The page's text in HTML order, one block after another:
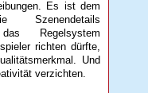
Es ist dem
Szenendetails
Regelsystem
richten dürfte,
Und
verzichten.